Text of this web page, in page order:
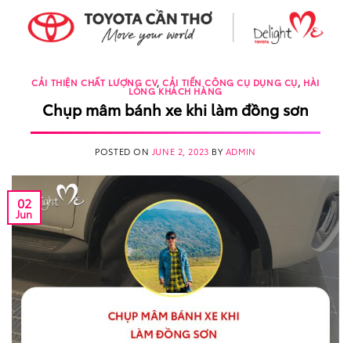
content
CẢI THIỆN CHẤT LƯỢNG CV,CẢI TIẾN CÔNG CỤ DỤNG CỤ, HÀI
LÒNG KHÁCH HÀNG
Chụp mâm bánh xe khi làm đồng sơn
POSTED ON JUNE 2, 2023 BYADMIN
02
Jun